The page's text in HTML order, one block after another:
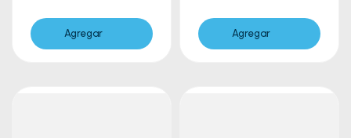
Agregar Agregar